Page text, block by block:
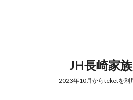
JH長崎家
2023年10月からteketを利